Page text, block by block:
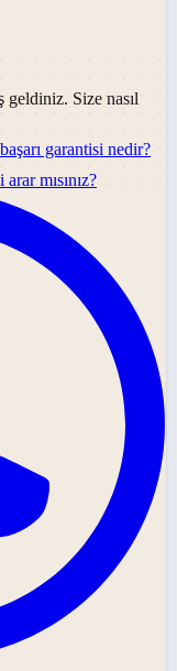
geldiniz. Size nasıl
garantisi nedir?
mısınız?